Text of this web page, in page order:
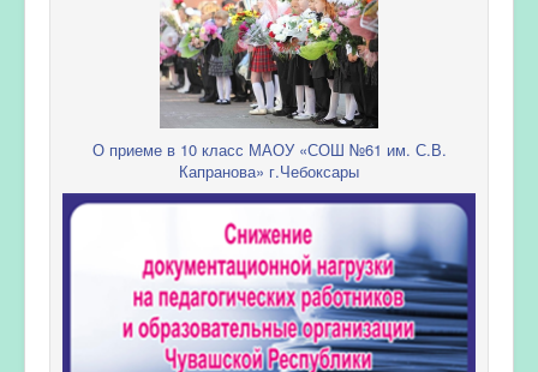
О приеме в 10 класс МАОУ «СОШ №61 им. С.В.
Капранова» г.Чебоксары